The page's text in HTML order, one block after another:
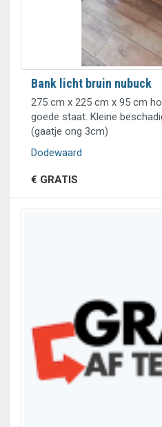
Bank licht bruin nubuck
275 cm x 225 cm x 95 cm
goede staat. Kleine
(gaatje ong 3cm)
Dodewaard
€ GRATIS